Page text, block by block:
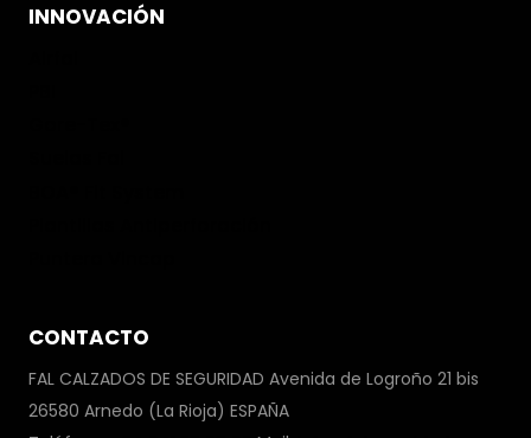
INNOVACIÓN
CONTACTO
FAL CALZADOS DE SEGURIDAD Avenida de Logroño 21 bis
26580 Arnedo (La Rioja) ESPAÑA